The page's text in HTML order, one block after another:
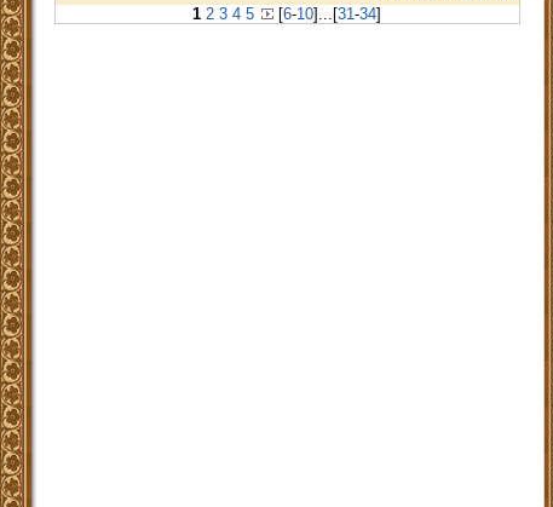
1 2 3 4 5 [6-10] ... [31-34]